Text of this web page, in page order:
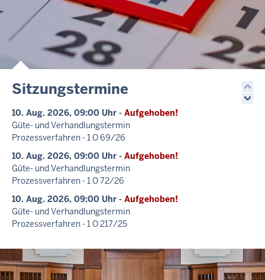
Sitzungstermine
10. Aug. 2026, 09:00 Uhr - Aufgehoben!
Güte- und Verhandlungstermin
Prozessverfahren - 1 O 69/26
10. Aug. 2026, 09:00 Uhr - Aufgehoben!
Güte- und Verhandlungstermin
Prozessverfahren - 1 O 72/26
10. Aug. 2026, 09:00 Uhr - Aufgehoben!
Güte- und Verhandlungstermin
Prozessverfahren - 1 O 217/25
Güte- und Verhandlungstermin
Prozessverfahren - 20 O 17/26